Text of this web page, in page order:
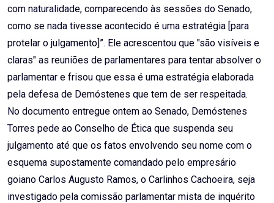
com naturalidade, comparecendo às sessões do Senado,
como se nada tivesse acontecido é uma estratégia [para
protelar o julgamento]”. Ele acrescentou que "são visíveis e
claras" as reuniões de parlamentares para tentar absolver o
parlamentar e frisou que essa é uma estratégia elaborada
pela defesa de Demóstenes que tem de ser respeitada.
No documento entregue ontem ao Senado, Demóstenes
Torres pede ao Conselho de Ética que suspenda seu
julgamento até que os fatos envolvendo seu nome com o
esquema supostamente comandado pelo empresário
goiano Carlos Augusto Ramos, o Carlinhos Cachoeira, seja
investigado pela comissão parlamentar mista de inquérito